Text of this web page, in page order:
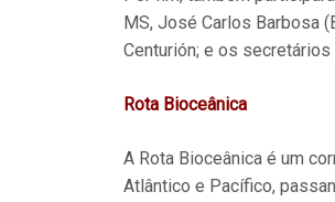
MS, José Carlos Barbosa
Centurión; e os secretários
Rota Bioceânica
A Rota Bioceânica é um
Atlântico e Pacífico,